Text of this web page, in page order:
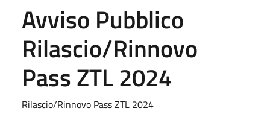
Avviso Pubblico
Rilascio/Rinnovo
Pass ZTL 2024
Rilascio/Rinnovo Pass ZTL 2024